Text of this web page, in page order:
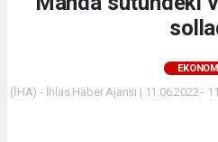
(İHA) - İhlas Haber Ajansı | 11.06.2022 -